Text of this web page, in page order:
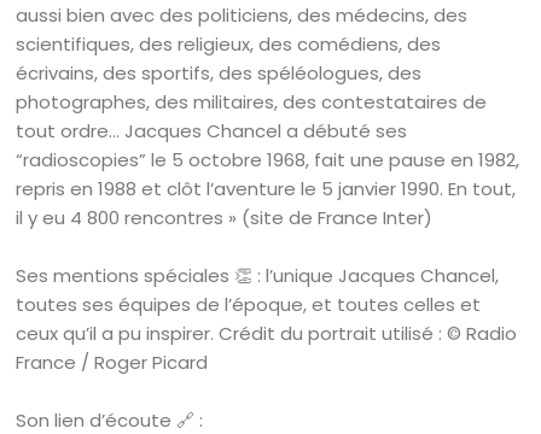
aussi bien avec des politiciens, des médecins, des
scientifiques, des religieux, des comédiens, des
écrivains, des sportifs, des spéléologues, des
photographes, des militaires, des contestataires de
tout ordre… Jacques Chancel a débuté ses
“radioscopies” le 5 octobre 1968, fait une pause en 1982,
repris en 1988 et clôt l’aventure le 5 janvier 1990. En tout,
il y eu 4 800 rencontres » (site de France Inter)
Ses mentions spéciales 👏 : l’unique Jacques Chancel,
toutes ses équipes de l’époque, et toutes celles et
ceux qu’il a pu inspirer. Crédit du portrait utilisé : © Radio
France / Roger Picard
Son lien d’écoute 🔗 :